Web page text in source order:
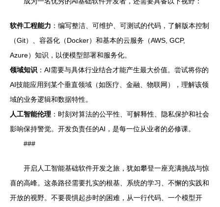
软件工程能力 ：编写整洁、可维护、可测试的代码，了解版本控制
（Git）、容器化（Docker）和基本的云服务（AWS, GCP,
Azure）知识，以便模型部署和服务化。
领域知识 ：AI需要与具体行业结合才能产生最大价值。尝试将你的
AI技能应用到某个垂直领域（如医疗、金融、物联网），理解该领
域的业务逻辑和数据特性。
人工智能伦理 ：时刻对算法的公平性、可解释性、隐私保护和社会
影响保持警觉。开发负责任的AI，是每一位从业者的必修课。
###
开启人工智能基础软件开发之旅，犹如攀登一座充满挑战与惊
喜的高峰。这条路径需要扎实的根基、系统的学习、不懈的实践和
开放的视野。不要畏惧起步时的困难，从一行代码、一个模型开